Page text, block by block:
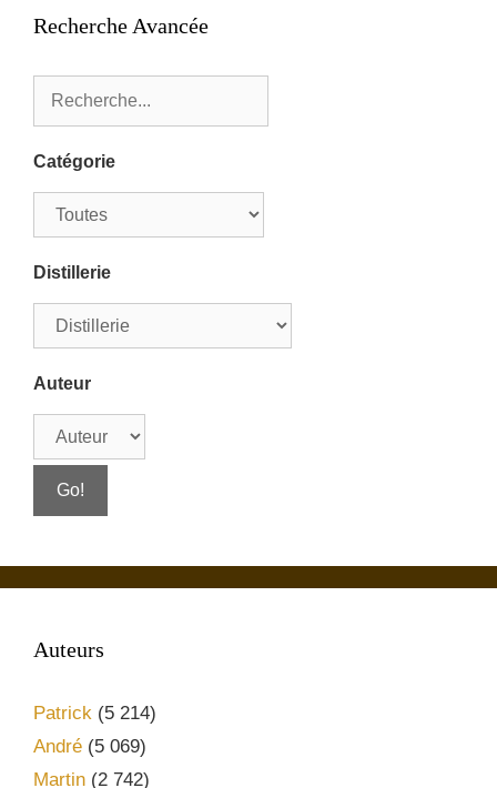
Recherche Avancée
Catégorie
Distillerie
Auteur
Auteurs
Patrick (5 214)
André (5 069)
Martin (2 742)